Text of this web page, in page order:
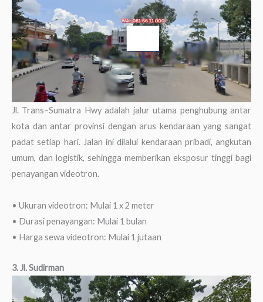
Jl. Trans–Sumatra Hwy adalah jalur utama penghubung antar
kota dan antar provinsi dengan arus kendaraan yang sangat
padat setiap hari. Jalan ini dilalui kendaraan pribadi, angkutan
umum, dan logistik, sehingga memberikan eksposur tinggi bagi
penayangan videotron.
• Ukuran videotron: Mulai 1 x 2 meter
• Durasi penayangan: Mulai 1 bulan
• Harga sewa videotron: Mulai 1 jutaan
3. Jl. Sudirman